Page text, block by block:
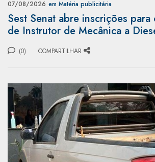
07/08/2026 em Matéria publicitária
Sest Senat abre inscrições para
de Instrutor de Mecânica a
(0) COMPARTILHAR